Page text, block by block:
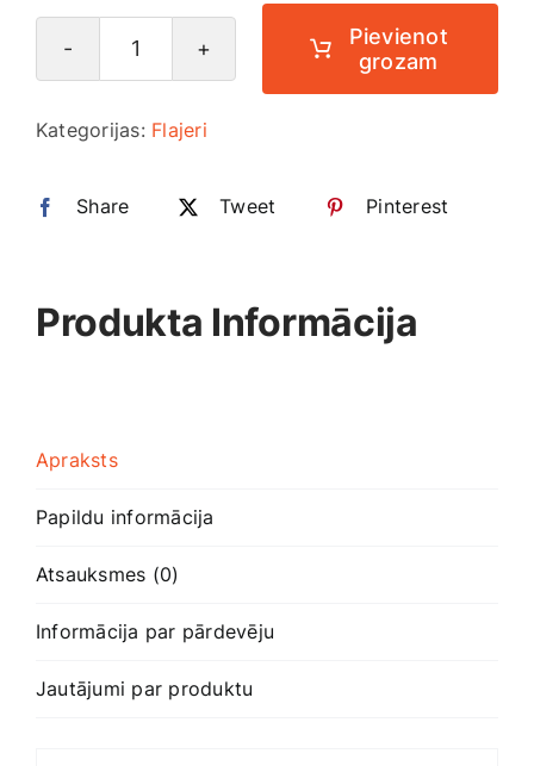
Flajeru
A5
daudzums
Pievienot
grozam
Kategorijas: Flajeri
Share Tweet Pinterest
Produkta Informācija
Apraksts
Papildu informācija
Atsauksmes (0)
Informācija par pārdevēju
Jautājumi par produktu